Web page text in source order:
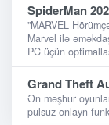
SpiderMan
"MARVEL
Marvel ilə
PC üçün
Grand Theft
Ən məşhur
pulsuz onlayn